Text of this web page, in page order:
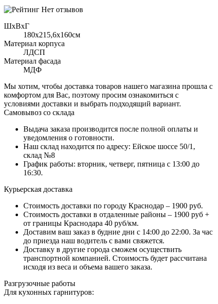
Нет отзывов
ШхВхГ
180x215,6х160см
Материал корпуса
ЛДСП
Материал фасада
МДФ
Мы хотим, чтобы доставка товаров нашего магазина прошла с
комфортом для Вас, поэтому просим ознакомиться с
условиями доставки и выбрать подходящий вариант.
Самовывоз со склада
Выдача заказа производится после полной оплаты и
уведомления о готовности.
Наш склад находится по адресу: Ейское шоссе 50/1,
склад №8
График работы: вторник, четверг, пятница с 13:00 до
16:30.
Курьерская доставка
Стоимость доставки по городу Краснодар – 1900 руб.
Стоимость доставки в отдаленные районы – 1900 руб +
от границы Краснодара 40 руб/км.
Доставим ваш заказ в будние дни с 14:00 до 22:00. За час
до приезда наш водитель с вами свяжется.
Доставку в другие города сможем осуществить
транспортной компанией. Стоимость будет рассчитана
исходя из веса и объема вашего заказа.
Разгрузочные работы
Для кухонных гарнитуров: